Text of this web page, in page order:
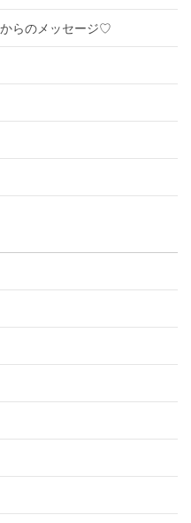
らのメッセージ♡